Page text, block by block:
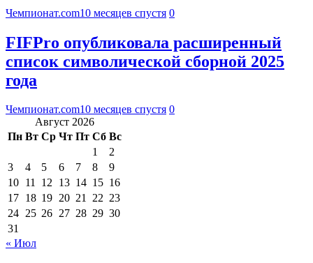
Чемпионат.com10 месяцев спустя 0
FIFPro опубликовала расширенный
список символической сборной 2025
года
Чемпионат.com10 месяцев спустя 0
Август 2026
Пн Вт Ср Чт Пт Сб Вс
1
2
3
4 5 6 7 8
9
10 11 12 13 14 15 16
17 18 19 20 21 22 23
24 25 26 27 28 29 30
31
« Июл